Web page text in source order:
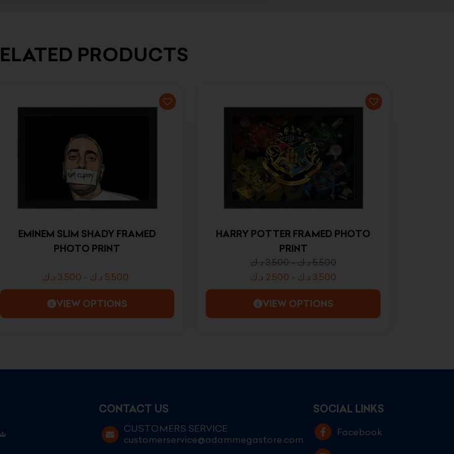
PRODUCTS
EMINEM SLIM SHADY FRAMED
PHOTO PRINT
3.500 د.ك - 5.500 د.ك
VIEW OPTIONS
HARRY POTTER FRAMED PHOTO
PRINT
3.500د.ك - 5.500د.ك
2.500 د.ك - 3.500 د.ك
VIEW OPTIONS
CONTACT US
CUSTOMERS SERVICE
customerservice@adammegastore.com
SOCIAL LINKS
Facebook